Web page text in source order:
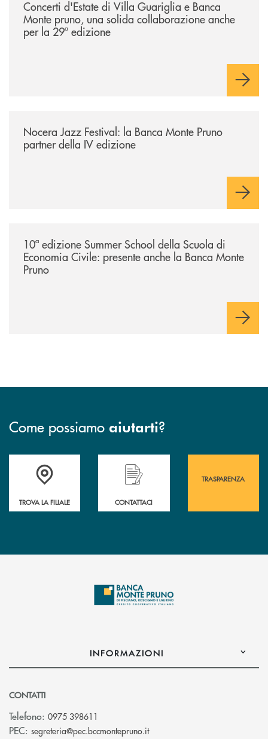
Concerti d'Estate di Villa Guariglia e Banca
Monte pruno, una solida collaborazione anche
per la 29ª edizione
Nocera Jazz Festival: la Banca Monte Pruno
partner della IV edizione
10ª edizione Summer School della Scuola di
Economia Civile: presente anche la Banca Monte
Pruno
Come possiamo aiutarti?
Accedi all' elenco completo&nbsp; delle&nbsp; filiali&nbsp; di Banca
TROVA LA FILIALE
Hai bisogno di assistenza immediata?
CONTATTACI
TRASPARENZA
INFORMAZIONI
CONTATTI
Telefono: 0975 398611
PEC: segreteria@pec.bccmontepruno.it(si apre l’app di posta